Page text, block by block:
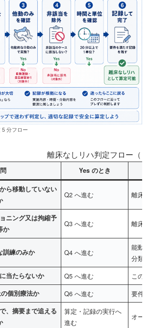
分フロー
離床なしリハ判定フロー（
Yes のとき
ら移動していない
Q2 へ進む 離床
ニング又は拘縮予
か
Q3 へ進む 離床
訓練のみか Q4 へ進む
能動
分類
当たらないか Q5 へ進む この
個別療法か Q6 へ進む 要件
、摘要まで追える
算定・記録の実行へ
進む
オー